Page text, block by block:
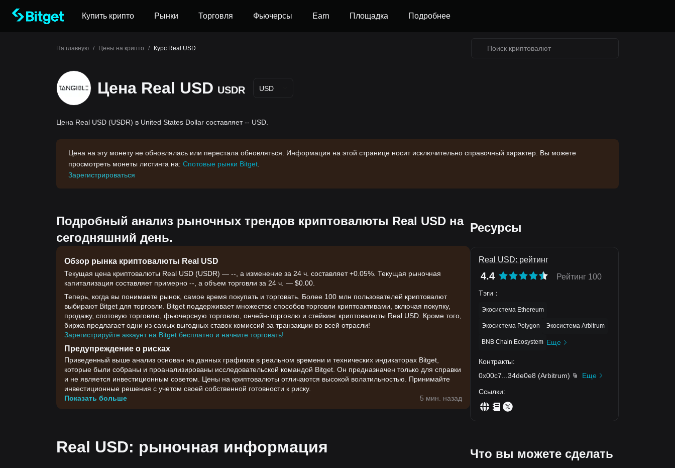
Купить крипто Рынки Торговля Фьючерсы Earn Площадка Подробнее
На главную / Цены на крипто / Курс Real USD
Цена Real USD USDR USD
Цена Real USD (USDR) в United States Dollar составляет -- USD.
Цена на эту монету не обновлялась или перестала обновляться. Информация на этой странице носит исключительно справочный характер. Вы можете
просмотреть монеты листинга на: Спотовые рынки Bitget
Зарегистрироваться
Подробный анализ рыночных трендов криптовалюты Real USD на
сегодняшний день.
Обзор рынка криптовалюты Real USD
Текущая цена криптовалюты Real USD (USDR) — --, а изменение за 24 ч. составляет +0.05%. Текущая рыночная
капитализация составляет примерно --, а объем торговли за 24 ч. — $0.00.
Теперь, когда вы понимаете рынок, самое время покупать и торговать. Более 100 млн пользователей криптовалют
выбирают Bitget для торговли. Bitget поддерживает множество способов торговли криптоактивами, включая покупку,
продажу, спотовую торговлю, фьючерсную торговлю, ончейн-торговлю и стейкинг криптовалюты Real USD. Кроме того,
биржа предлагает одни из самых выгодных ставок комиссий за транзакции во всей отрасли!
Зарегистрируйте аккаунт на Bitget бесплатно и начните торговать!
Предупреждение о рисках
Приведенный выше анализ основан на данных графиков в реальном времени и технических индикаторах Bitget,
которые были собраны и проанализированы исследовательской командой Bitget. Он предназначен только для справки
и не является инвестиционным советом. Цены на криптовалюты отличаются высокой волатильностью. Принимайте
инвестиционные решения с учетом своей собственной готовности к риску.
Показать больше
5 мин. назад
Real USD: рыночная информация
Ресурсы
Real USD: рейтинг
4.4 Рейтинг 100
Тэги ：
Экосистема Ethereum
Экосистема Polygon Экосистема Arbitrum
BNB Chain Ecosystem Еще
Контракты:
0x00c7
34de0e8 (Arbitrum)
Еще
Ссылки:
Что вы можете сделать